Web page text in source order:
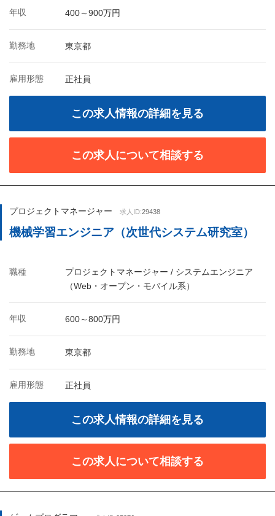
年収 400～900万円
勤務地 東京都
雇用形態 正社員
この求人情報の詳細を見る
この求人について相談する
プロジェクトマネージャー 求人ID:29438
機械学習エンジニア（次世代システム研究室）
職種
プロジェクトマネージャー / システムエンジニア
（Web・オープン・モバイル系）
年収 600～800万円
勤務地 東京都
雇用形態 正社員
この求人情報の詳細を見る
この求人について相談する